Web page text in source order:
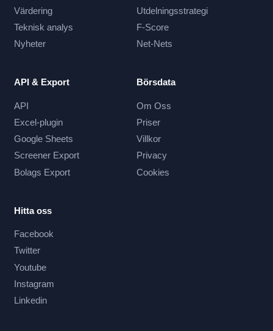
Värdering
Teknisk analys
Nyheter
Utdelningsstrategi
F-Score
Net-Nets
API & Export
API
Excel-plugin
Google Sheets
Screener Export
Bolags Export
Börsdata
Om Oss
Priser
Villkor
Privacy
Cookies
Hitta oss
Facebook
Twitter
Youtube
Instagram
Linkedin